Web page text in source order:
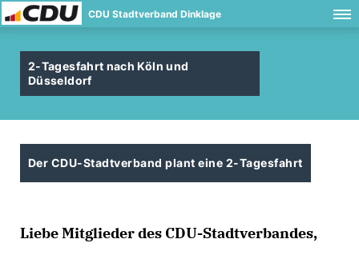
CDU Stadtverband Dinklage
2-Tagesfahrt nach Köln und
Düsseldorf
Der CDU-Stadtverband plant eine 2-Tagesfahrt
Liebe Mitglieder des CDU-Stadtverbandes,